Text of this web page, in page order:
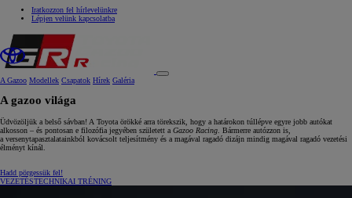
Iratkozzon fel hírlevelünkre
Lépjen velünk kapcsolatba
A Gazoo Modellek Csapatok Hírek Galéria
A gazoo világa
Üdvözöljük a belső sávban! A Toyota örökké arra törekszik, hogy a határokon túllépve egyre jobb autókat
alkosson – és pontosan e filozófia jegyében született a Gazoo Racing . Bármerre autózzon is,
a versenytapasztalatainkból kovácsolt teljesítmény és a magával ragadó dizájn mindig magával ragadó vezetési
élményt kínál.
Hadd pörgessük fel!
VEZETÉSTECHNIKAI TRÉNING